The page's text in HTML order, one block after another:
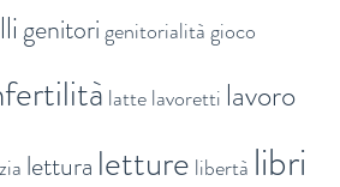
genitorigenitorialitàgioco
lattelavoretti lavoro
lettura letture libertà libri